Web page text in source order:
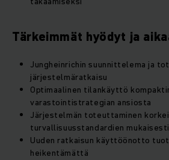
Tärkeimmät hyödyt ja
Jungheinrichin suunnittelema ja
järjestelmäratkaisu
Optimaalinen tilankäyttö
varastointistrategian ansiosta
Järjestelmän toteuttaminen
turvallisuusstandardien mukaisesti
Uuden ratkaisun käyttöönotto
heikentämättä